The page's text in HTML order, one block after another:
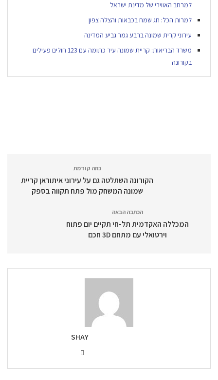
למרחב האווירי של מדינת ישראל
למרות הכל: חג שמח בכבאות והצלה צפון
עירוני קרית שמונה ברבע גמר גביע המדינה
משרד הבריאות: קריית שמונה עיר כתומה עם 123 חולים פעילים
בקורונה
כתה קודמת
הקורונה השתלטה גם על עירוני איתוראן קריית
שמונה המשחק מול פתח תקווה בספק
הכתבה הבאה
המכללה האקדמית תל-חי תקיים יום פתוח
וירטואלי עם מתחם 3D חכם
SHAY